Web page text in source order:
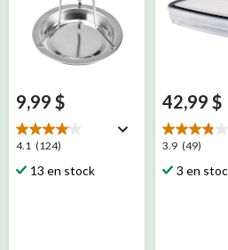
9,99 $
4.1 (124)
4.1
étoile(s)
sur
13 en stock
42,99 $
3.9 (49)
3.9
étoile(s)
sur
3 en